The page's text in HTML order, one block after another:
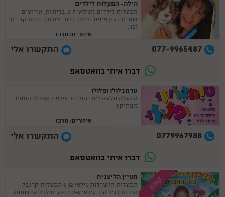
הילה- הפעלות לילדים
הפעלות לילדים מגילאי 3-7, בריתות, אירועים
שונים כגון איפור פנים, בלוני צורות, דמות קביים
וכו'.
איזורים: מרכז
077-9965487 התקשרו אלי
דברו איתי בוואטסאפ
טרמבלולו ופלולו
הפעלה מלאה ליום הולדת נפלא - ואפילו המחיר
מצחיק!!
איזורים: מרכז
0779967988 התקשרו אלי
דברו איתי בוואטסאפ
קופון מעיין הליצנית
הפעלות הישרדות גילאי 6-12 הפעלות קרנבל
החיות לגיל הרך גילאי 2-6 מופעים לכל המשפחה